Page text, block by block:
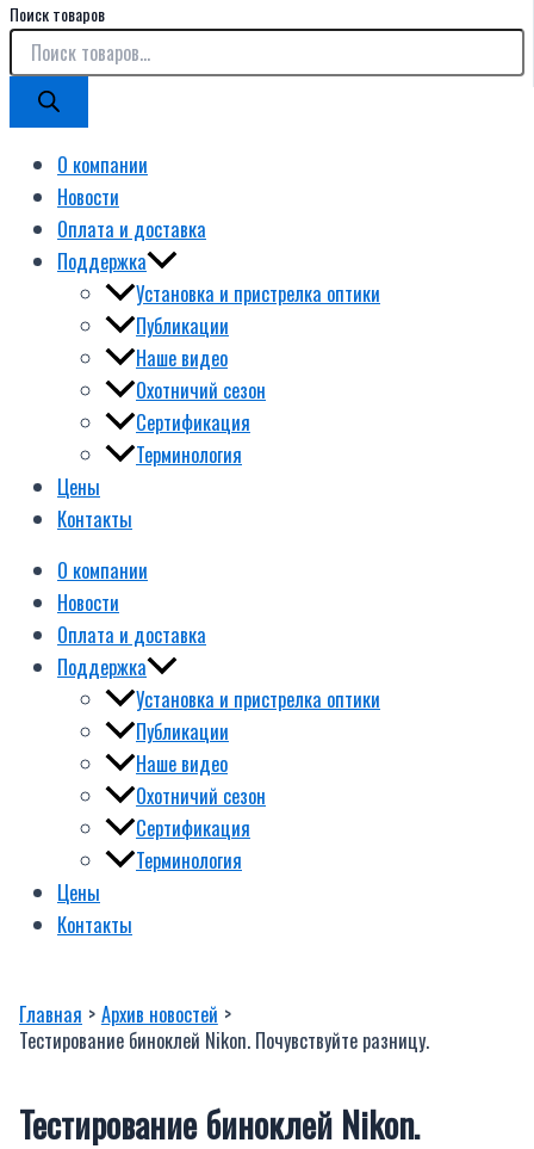
Поиск товаров
О компании
Новости
Оплата и доставка
Поддержка
Установка и пристрелка оптики
Публикации
Наше видео
Охотничий сезон
Сертификация
Терминология
Цены
Контакты
О компании
Новости
Оплата и доставка
Поддержка
Установка и пристрелка оптики
Публикации
Наше видео
Охотничий сезон
Сертификация
Терминология
Цены
Контакты
Главная
Архив новостей
Тестирование биноклей Nikon. Почувствуйте разницу.
Тестирование биноклей Nikon.